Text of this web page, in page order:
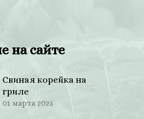
на сайте
Свиная корейка на
гриле
01 марта 2025